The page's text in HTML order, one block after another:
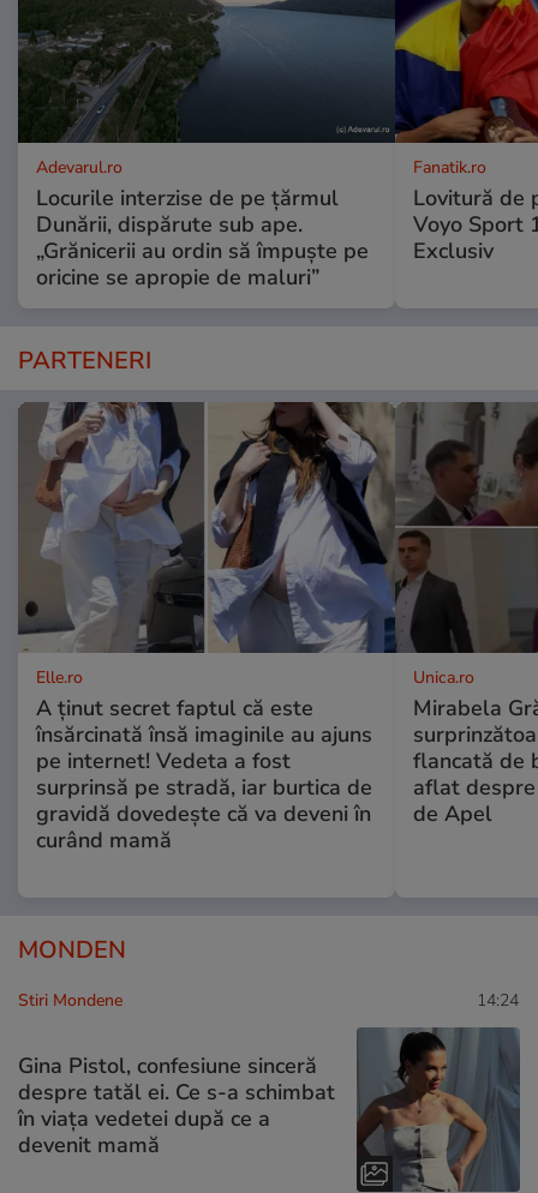
Adevarul.ro
Locurile interzise de pe țărmul
Dunării, dispărute sub ape.
„Grănicerii au ordin să împuște pe
oricine se apropie de maluri”
Fanatik.ro
Lovitură de
Voyo Sport
Exclusiv
PARTENERI
Elle.ro
A ținut secret faptul că este
însărcinată însă imaginile au ajuns
pe internet! Vedeta a fost
surprinsă pe stradă, iar burtica de
gravidă dovedește că va deveni în
curând mamă
Unica.ro
Mirabela
flancată de
aflat
de Apel
MONDEN
Stiri Mondene 14:24
Gina Pistol, confesiune sinceră
despre tatăl ei. Ce s-a schimbat
în viața vedetei după ce a
devenit mamă